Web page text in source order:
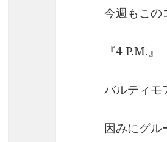
今週もこの
『4 P.M.』
バルティモ
因みにグル